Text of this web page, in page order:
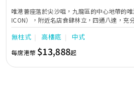
唯港薈座落於尖沙咀，九龍區的中心地帶的
ICON），附近名店食肆林立，四通八達，充
中的活力個性，成為一眾準新人舉辦婚宴的
隊由策劃統籌至所有婚宴每個細節，唯港薈都
讓您留下獨特的醉人回憶。 擁有時尚高樓頂
廳，配置了全套先進的視聽影音及燈光設備配
現代時尚感的水晶玻璃燈，演繹出與別不同的
無柱式 高樓底 中式
每席港幣 $13,888起